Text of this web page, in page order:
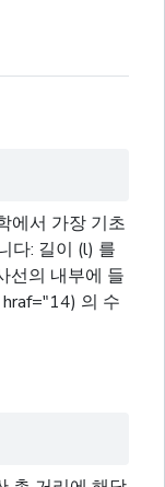
에서 가장 기초
다: 길이 (l) 를
선의 내부에 들
의 수